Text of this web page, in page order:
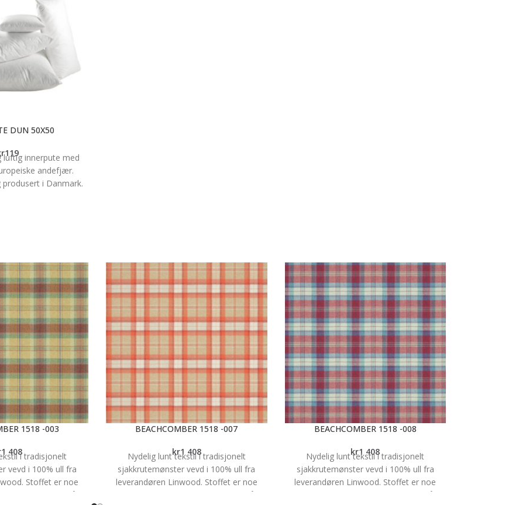
DUN 50X50
119
luftig innerpute med
andefjær.
i Danmark.
1518 -003
1 408i tradisjonelt
vevd i 100% ull fra
Stoffet er noe
en martindale på 35
BEACHCOMBER 1518 -007
kr1 408
Nydelig lunt tekstil i tradisjonelt
sjakkrutemønster vevd i 100% ull fra
leverandøren Linwood. Stoffet er noe
flekkavvisende og har en martindale på 35
BEACHCOMBER 1518 -008
kr1 408
Nydelig lunt tekstil i tradisjonelt
sjakkrutemønster vevd i 100% ull fra
leverandøren Linwood. Stoffet er noe
flekkavvisende og har en martindale på 35